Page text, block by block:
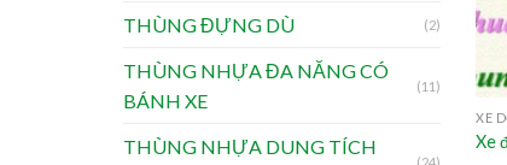
THÙNG ĐỰNG DÙ (2)
THÙNG NHỰA ĐA NĂNG CÓ
BÁNH XE
(11)
THÙNG NHỰA DUNG TÍCH
XE
Xe